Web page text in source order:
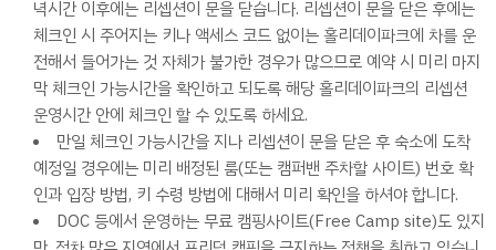
녁시간 이후에는 리셉션이 문을 닫습니다. 리셉션이 문을 닫은 후에는
체크인 시 주어지는 키나 액세스 코드 없이는 홀리데이파크에 차를 운
전해서 들어가는 것 자체가 불가한 경우가 많으므로 예약 시 미리 마지
막 체크인 가능시간을 확인하고 되도록 해당 홀리데이파크의 리셉션
운영시간 안에 체크인 할 수 있도록 하세요.
만일 체크인 가능시간을 지나 리셉션이 문을 닫은 후 숙소에 도착
예정일 경우에는 미리 배정된 룸(또는 캠퍼밴 주차할 사이트) 번호 확
인과 입장 방법, 키 수령 방법에 대해서 미리 확인을 하셔야 합니다.
DOC 등에서 운영하는 무료 캠핑사이트(Free Camp site)도 있지